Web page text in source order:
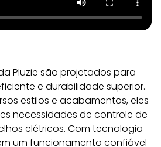
Pluzie são projetados para
e durabilidade superior.
estilos e acabamentos, eles
necessidades de controle de
elétricos. Com tecnologia
um funcionamento confiável